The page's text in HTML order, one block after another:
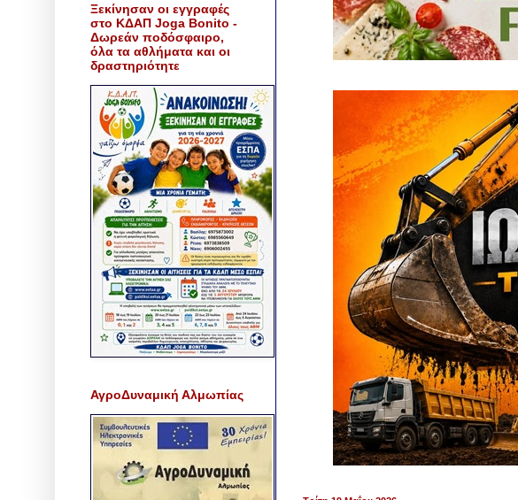
Ξεκίνησαν οι εγγραφές
στο ΚΔΑΠ Joga Bonito -
Δωρεάν ποδόσφαιρο,
όλα τα αθλήματα και οι
δραστηριότητε
ΑγροΔυναμική Αλμωπίας